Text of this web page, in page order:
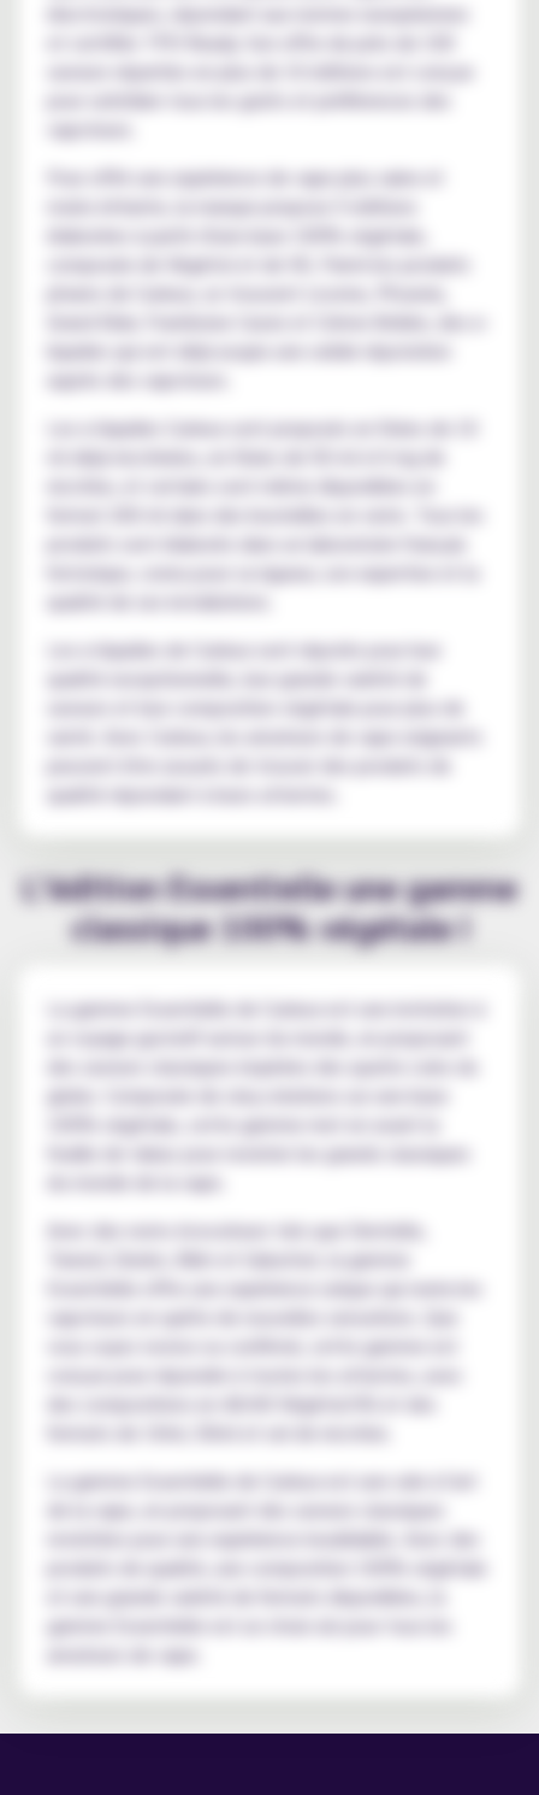
électroniques, répondant aux normes européennes
saveurs réparties en plus de 10 éditions est conçue
vapoteurs.
Pour offrir une expérience de vape plus saine et
moins irritante, la marque propose 5 éditions
élaborées à partir d'une base 100% végétale,
composée de Végétol et de VG. Parmi les produits
auprès des vapoteurs.
Les e-liquides Curieux sont proposés en fioles de 10
nicotine, et certains sont même disponibles en
historique, connu pour sa rigueur, son expertise et la
qualité de ses installations.
Les e-liquides de Curieux sont réputés pour leur
qualité exceptionnelle, leur grande variété de
saveurs et leur composition végétale pour plus de
santé. Avec Curieux, les amateurs de vape exigeants
L’édition Essentielle une gamme
classique 100% végétale !
La gamme Essentielle de Curieux est une invitation à
un voyage gustatif autour du monde, en proposant
des saveurs classiques inspirées des quatre coins du
100% végétale, cette gamme met en avant la
feuille de tabac pour revisiter les grands classiques
du monde de la vape.
Avec des noms évocateurs tels que Dentelle,
Tweed, Denim, Kilim et Galuchat, la gamme
Essentielle offre une expérience unique qui ravira les
vapoteurs en quête de nouvelles sensations. Que
vous soyez novice ou confirmé, cette gamme est
des compositions en 40/60 Végétol/VG et des
La gamme Essentielle de Curieux est une ode à l'art
de la vape, en proposant des saveurs classiques
revisitées pour une expérience inoubliable. Avec des
produits de qualité, une composition 100% végétale
et une grande variété de formats disponibles, la
gamme Essentielle est un choix sûr pour tous les
amateurs de vape.